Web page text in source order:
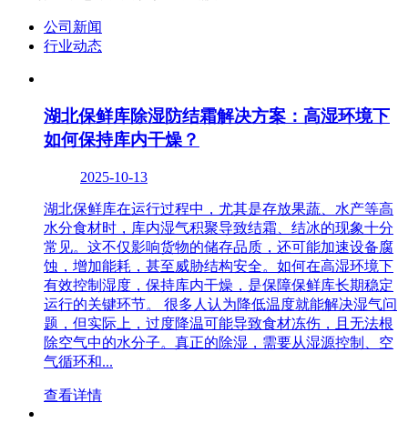
公司新闻
行业动态
湖北保鲜库除湿防结霜解决方案：高湿环境下
如何保持库内干燥？
2025-10-13
湖北保鲜库在运行过程中，尤其是存放果蔬、水产等高
水分食材时，库内湿气积聚导致结霜、结冰的现象十分
常见。这不仅影响货物的储存品质，还可能加速设备腐
蚀，增加能耗，甚至威胁结构安全。如何在高湿环境下
有效控制湿度，保持库内干燥，是保障保鲜库长期稳定
运行的关键环节。 很多人认为降低温度就能解决湿气问
题，但实际上，过度降温可能导致食材冻伤，且无法根
除空气中的水分子。真正的除湿，需要从湿源控制、空
气循环和...
查看详情